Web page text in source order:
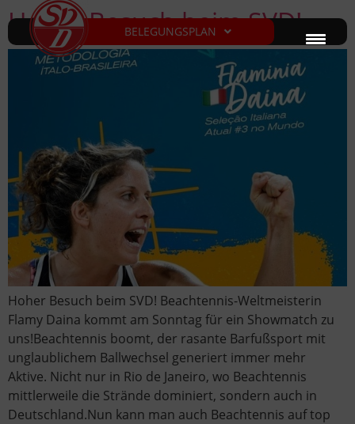
BELEGUNGSPLAN
Hoher Besuch beim SVD!
Hoher Besuch beim SVD! Beachtennis-Weltmeisterin
Flamy Daina kommt am Sonntag für ein Showmatch zu
uns!Beachtennis boomt, der rasante Barfußsport mit
unglaublichem Ballwechsel generiert immer mehr
Aktive. Nicht nur in Rio de Janeiro, wo Beachtennis
mittlerweile die Strände dominiert, sondern auch in
Deutschland.Nun kann man auch Beachtennis auf top